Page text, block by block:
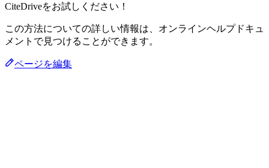
CiteDriveをお試しください！
この方法についての詳しい情報は、オンラインヘルプドキュ
メントで見つけることができます。
ページを編集